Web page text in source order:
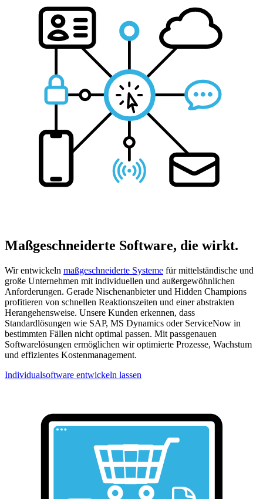
Maßgeschneiderte Software, die wirkt.
Wir entwickeln maßgeschneiderte Systeme für mittelständische und
große Unternehmen mit individuellen und außergewöhnlichen
Anforderungen. Gerade Nischenanbieter und Hidden Champions
profitieren von schnellen Reaktionszeiten und einer abstrakten
Herangehensweise. Unsere Kunden erkennen, dass
Standardlösungen wie SAP, MS Dynamics oder ServiceNow in
bestimmten Fällen nicht optimal passen. Mit passgenauen
Softwarelösungen ermöglichen wir optimierte Prozesse, Wachstum
und effizientes Kostenmanagement.
Individualsoftware entwickeln lassen